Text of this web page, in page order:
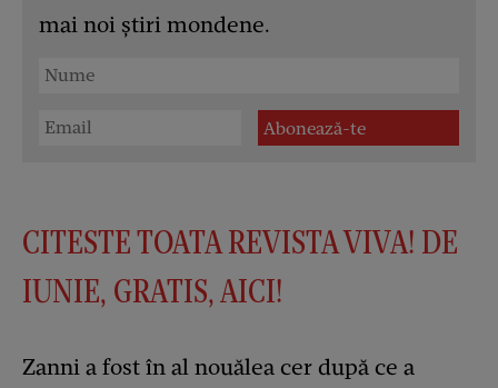
mai noi știri mondene.
CITESTE TOATA REVISTA VIVA! DE
IUNIE, GRATIS, AICI!
Zanni a fost în al nouălea cer după ce a